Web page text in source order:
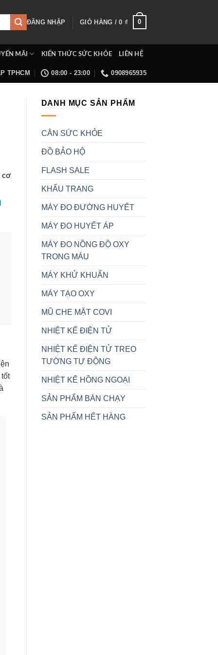
ĐĂNG NHẬP GIỎ HÀNG /0 ₫ 0
MÃI KIẾN THỨC SỨC KHỎE LIÊN HỆ
TPHCM 08:00 - 23:00 0908965935
cơ
DANH MỤC SẢN PHẨM
CÂN SỨC KHỎE
ĐỒ BẢO HỘ
FLASH SALE
KHẨU TRANG
MÁY ĐO ĐƯỜNG HUYẾT
MÁY ĐO HUYẾT ÁP
MÁY ĐO NỒNG ĐỘ OXY
TRONG MÁU
MÁY KHỬ KHUẨN
MÁY TẠO OXY
MŨ CHE MẶT COVI
NHIỆT KẾ ĐIỆN TỬ
NHIỆT KẾ ĐIỆN TỬ TREO
TƯỜNG TỰ ĐỘNG
NHIỆT KẾ HỒNG NGOẠI
SẢN PHẨM BÁN CHẠY
SẢN PHẨM HẾT HÀNG